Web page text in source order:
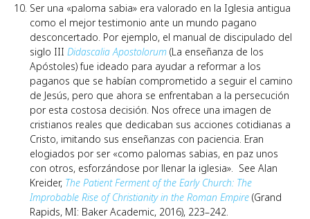
Ser una «paloma sabia» era valorado en la Iglesia antigua
como el mejor testimonio ante un mundo pagano
desconcertado. Por ejemplo, el manual de discipulado del
siglo III Didascalia Apostolorum (La enseñanza de los
Apóstoles) fue ideado para ayudar a reformar a los
paganos que se habían comprometido a seguir el camino
de Jesús, pero que ahora se enfrentaban a la persecución
por esta costosa decisión. Nos ofrece una imagen de
cristianos reales que dedicaban sus acciones cotidianas a
Cristo, imitando sus enseñanzas con paciencia. Eran
elogiados por ser «como palomas sabias, en paz unos
con otros, esforzándose por llenar la iglesia». See Alan
Kreider, The Patient Ferment of the Early Church: The
Improbable Rise of Christianity in the Roman Empire (Grand
Rapids, MI: Baker Academic, 2016), 223–242.